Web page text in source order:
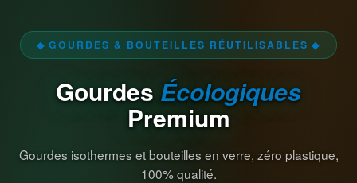
◆ GOURDES & BOUTEILLES RÉUTILISABLES ◆
Gourdes Écologiques
Premium
Gourdes isothermes et bouteilles en verre, zéro plastique,
100% qualité.